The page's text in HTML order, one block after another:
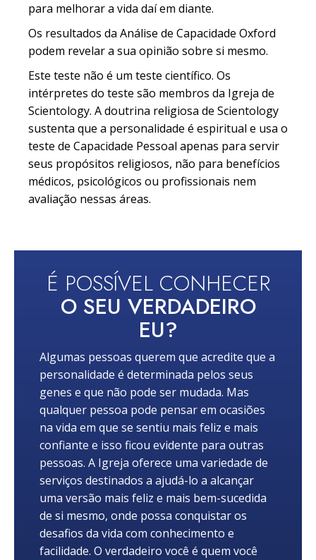
para melhorar a vida daí em diante.
Os resultados da Análise de Capacidade Oxford
podem revelar a sua opinião sobre si mesmo.
Este teste não é um teste científico. Os
intérpretes do teste são membros da Igreja de
Scientology. A doutrina religiosa de Scientology
sustenta que a personalidade é espiritual e usa o
teste de Capacidade Pessoal apenas para servir
seus propósitos religiosos, não para benefícios
médicos, psicológicos ou profissionais nem
avaliação nessas áreas.
É POSSÍVEL CONHECER
O SEU VERDADEIRO
EU?
Algumas pessoas querem que acredite que a
personalidade é determinada pelos seus
genes e que não pode ser mudada. Mas
qualquer pessoa pode pensar em ocasiões
na vida em que se sentiu mais feliz e mais
confiante e isso ficou evidente para outras
pessoas. A Igreja oferece uma variedade de
serviços destinados a ajudá-lo a alcançar
uma versão mais feliz e mais bem-sucedida
de si mesmo, onde possa conquistar os
desafios da vida com conhecimento e
facilidade. O verdadeiro você é quem você